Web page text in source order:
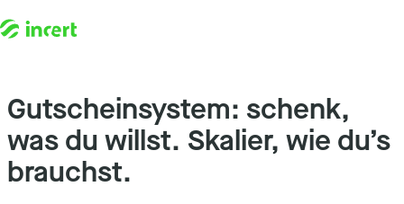
Zum Inhalt springen
Gutscheinsystem: schenk,
was du willst. Skalier, wie du’s
brauchst.